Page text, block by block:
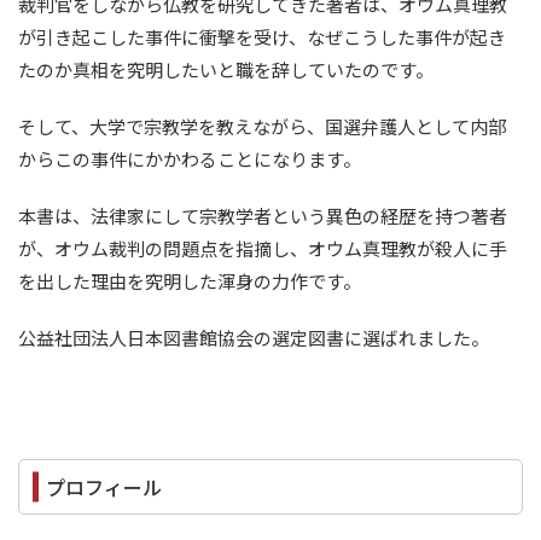
が引き起こした事件に衝撃を受け、なぜこうした事件が起き
たのか真相を究明したいと職を辞していたのです。
そして、大学で宗教学を教えながら、国選弁護人として内部
からこの事件にかかわることになります。
本書は、法律家にして宗教学者という異色の経歴を持つ著者
が、オウム裁判の問題点を指摘し、オウム真理教が殺人に手
を出した理由を究明した渾身の力作です。
公益社団法人日本図書館協会の選定図書に選ばれました。
プロフィール